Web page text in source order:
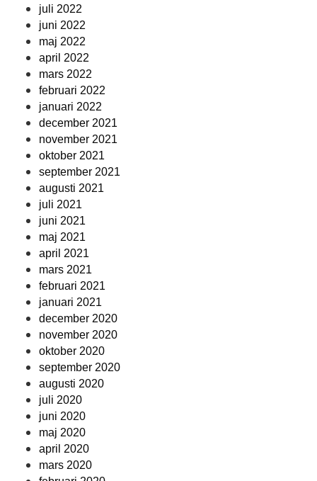
juli 2022
juni 2022
maj 2022
april 2022
mars 2022
februari 2022
januari 2022
december 2021
november 2021
oktober 2021
september 2021
augusti 2021
juli 2021
juni 2021
maj 2021
april 2021
mars 2021
februari 2021
januari 2021
december 2020
november 2020
oktober 2020
september 2020
augusti 2020
juli 2020
juni 2020
maj 2020
april 2020
mars 2020